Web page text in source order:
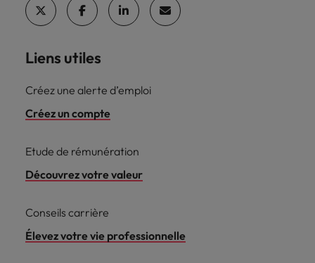
Liens utiles
Créez une alerte d’emploi
Créez un compte
Etude de rémunération
Découvrez votre valeur
Conseils carrière
Élevez votre vie professionnelle